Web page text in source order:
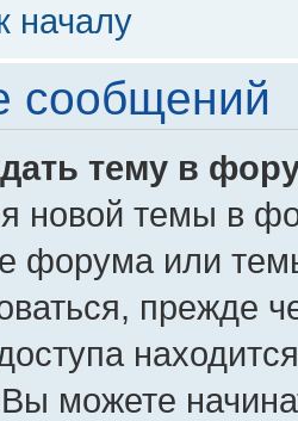
началу
сообщений
тему в
новой темы в
форума или
прежде
можете